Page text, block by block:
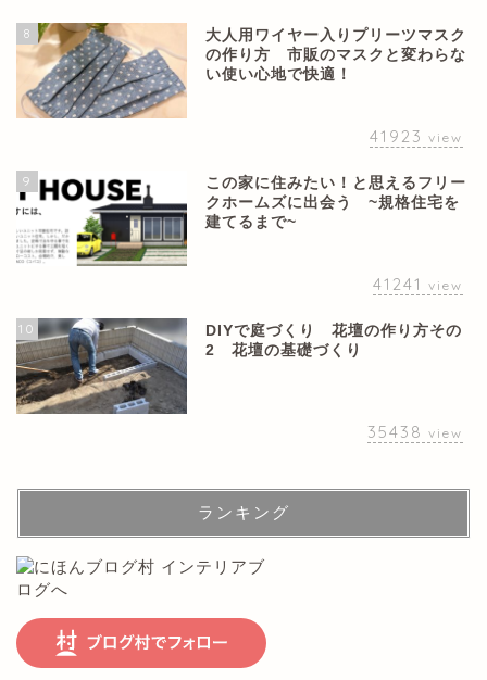
8
大人用ワイヤー入りプリーツマスク
の作り方 市販のマスクと変わらな
い使い心地で快適！
41923 view
9
この家に住みたい！と思えるフリー
クホームズに出会う ~規格住宅を
建てるまで~
41241 view
10
DIYで庭づくり 花壇の作り方その
2 花壇の基礎づくり
35438 view
ランキング